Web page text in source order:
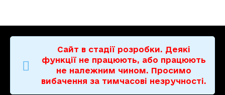
Сайт в стадії розробки. Деякі
функції не працюють, або працюють
не належним чином. Просимо
вибачення за тимчасові незручності.